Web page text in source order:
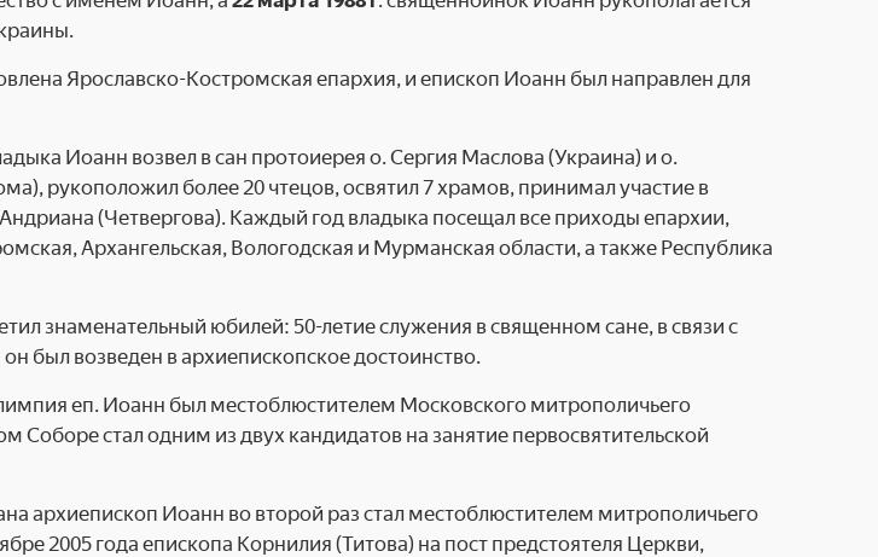
Ярославско-Костромская епархия, и епископ Иоанн был направлен для
Ио­анн возвел в сан протоиерея о. Сергия Маслова (Украина) и о.
рукоположил более 20 чтецов, освятил 7 храмов, принимал участие в
(Четвергова). Каждый год владыка посещал все приходы епархии,
Архангельская, Вологодская и Мурманская области, а также Республика
знаме­нательный юбилей: 50-летие служения в свя­щенном сане, в связи с
был возведен в архиепископское до­стоинство.
еп. Иоанн был местоблюстителем Московского митрополичьего
Соборе стал одним из двух кандидатов на занятие первосвятительской
архиепископ Иоанн во второй раз стал местоблюстителем митрополичьего
2005 года епископа Корнилия (Титова) на пост предстоятеля Церкви,